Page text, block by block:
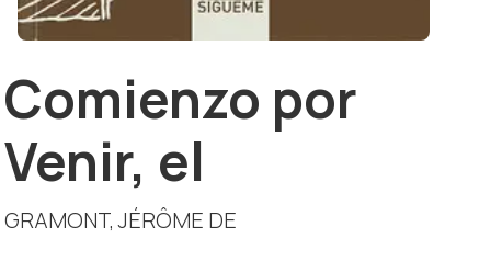
Comienzo por
Venir, el
GRAMONT, JÉRÔME DE